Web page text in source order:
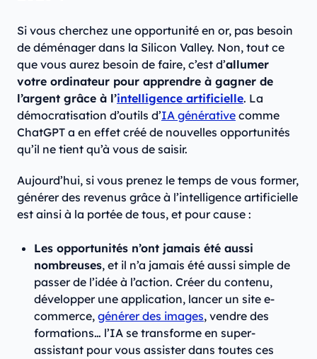
Si vous cherchez une opportunité en or, pas besoin
de déménager dans la Silicon Valley. Non, tout ce
que vous aurez besoin de faire, c’est d’allumer
votre ordinateur pour apprendre à gagner de
l’argent grâce à l’intelligence artificielle. La
démocratisation d’outils d’IA générative comme
ChatGPT a en effet créé de nouvelles opportunités
qu’il ne tient qu’à vous de saisir.
Aujourd’hui, si vous prenez le temps de vous former,
générer des revenus grâce à l’intelligence artificielle
est ainsi à la portée de tous, et pour cause :
Les opportunités n’ont jamais été aussi
nombreuses, et il n’a jamais été aussi simple de
passer de l’idée à l’action. Créer du contenu,
développer une application, lancer un site e-
commerce, générer des images, vendre des
formations… l’IA se transforme en super-
assistant pour vous assister dans toutes ces